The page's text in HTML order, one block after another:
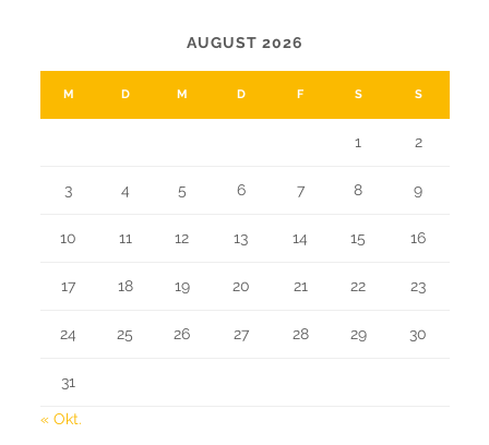
AUGUST 2026
M D M D F S S
1 2
3 4 5 6 7 8 9
10 11 12 13 14 15 16
17 18 19 20 21 22 23
24 25 26 27 28 29 30
31
« Okt.